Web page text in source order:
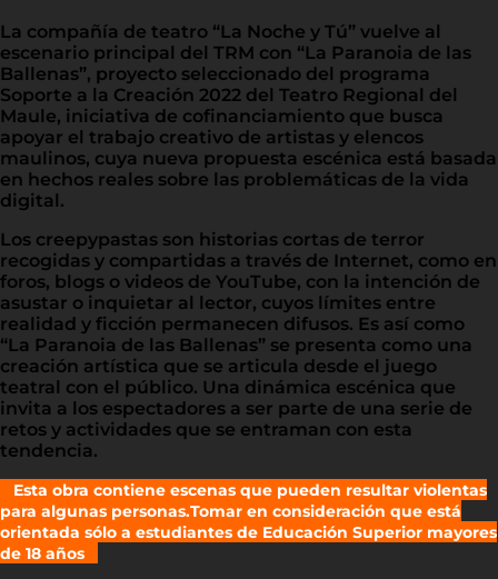
La compañía de teatro “La Noche y Tú” vuelve al
escenario principal del TRM con “La Paranoia de las
Ballenas”, proyecto seleccionado del programa
Soporte a la Creación 2022 del Teatro Regional del
Maule, iniciativa de cofinanciamiento que busca
apoyar el trabajo creativo de artistas y elencos
maulinos, cuya nueva propuesta escénica está basada
en hechos reales sobre las problemáticas de la vida
digital.
Los creepypastas son historias cortas de terror
recogidas y compartidas a través de Internet, como en
foros, blogs o videos de YouTube, con la intención de
asustar o inquietar al lector, cuyos límites entre
realidad y ficción permanecen difusos. Es así como
“La Paranoia de las Ballenas” se presenta como una
creación artística que se articula desde el juego
teatral con el público. Una dinámica escénica que
invita a los espectadores a ser parte de una serie de
retos y actividades que se entraman con esta
tendencia.
Esta obra contiene escenas que pueden resultar violentas
para algunas personas.Tomar en consideración que está
orientada sólo a estudiantes de Educación Superior mayores
de 18 años